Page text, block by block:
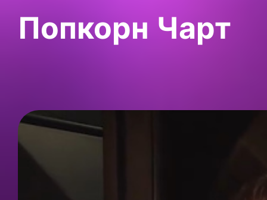
Попкорн Чарт